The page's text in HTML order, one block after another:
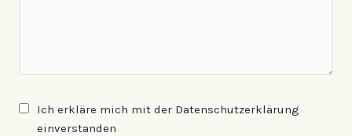
Ich erkläre mich mit der Datenschutzerklärung
einverstanden